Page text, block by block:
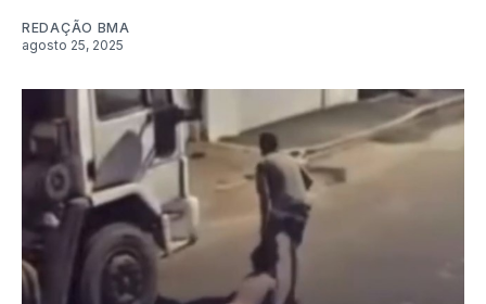
REDAÇÃO BMA
agosto 25, 2025